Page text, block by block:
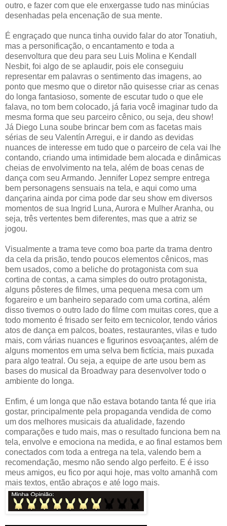
outro, e fazer com que ele enxergasse tudo nas minúcias
desenhadas pela encenação de sua mente.
É engraçado que nunca tinha ouvido falar do ator Tonatiuh,
mas a personificação, o encantamento e toda a
desenvoltura que deu para seu Luis Molina e Kendall
Nesbit, foi algo de se aplaudir, pois ele conseguiu
representar em palavras o sentimento das imagens, ao
ponto que mesmo que o diretor não quisesse criar as cenas
do longa fantasioso, somente de escutar tudo o que ele
falava, no tom bem colocado, já faria você imaginar tudo da
mesma forma que seu parceiro cênico, ou seja, deu show!
Já Diego Luna soube brincar bem com as facetas mais
sérias de seu Valentín Arregui, e ir dando as devidas
nuances de interesse em tudo que o parceiro de cela vai lhe
contando, criando uma intimidade bem alocada e dinâmicas
cheias de envolvimento na tela, além de boas cenas de
dança com seu Armando. Jennifer Lopez sempre entrega
bem personagens sensuais na tela, e aqui como uma
dançarina ainda por cima pode dar seu show em diversos
momentos de sua Ingrid Luna, Aurora e Mulher Aranha, ou
seja, três vertentes bem diferentes, mas que a atriz se
jogou.
Visualmente a trama teve como boa parte da trama dentro
da cela da prisão, tendo poucos elementos cênicos, mas
bem usados, como a beliche do protagonista com sua
cortina de contas, a cama simples do outro protagonista,
alguns pôsteres de filmes, uma pequena mesa com um
fogareiro e um banheiro separado com uma cortina, além
disso tivemos o outro lado do filme com muitas cores, que a
todo momento é frisado ser feito em tecnicolor, tendo vários
atos de dança em palcos, boates, restaurantes, vilas e tudo
mais, com várias nuances e figurinos esvoaçantes, além de
alguns momentos em uma selva bem fictícia, mais puxada
para algo teatral. Ou seja, a equipe de arte usou bem as
bases do musical da Broadway para desenvolver todo o
ambiente do longa.
Enfim, é um longa que não estava botando tanta fé que iria
gostar, principalmente pela propaganda vendida de como
um dos melhores musicais da atualidade, fazendo
comparações e tudo mais, mas o resultado funciona bem na
tela, envolve e emociona na medida, e ao final estamos bem
conectados com toda a entrega na tela, valendo bem a
recomendação, mesmo não sendo algo perfeito. E é isso
meus amigos, eu fico por aqui hoje, mas volto amanhã com
mais textos, então abraços e até logo mais.